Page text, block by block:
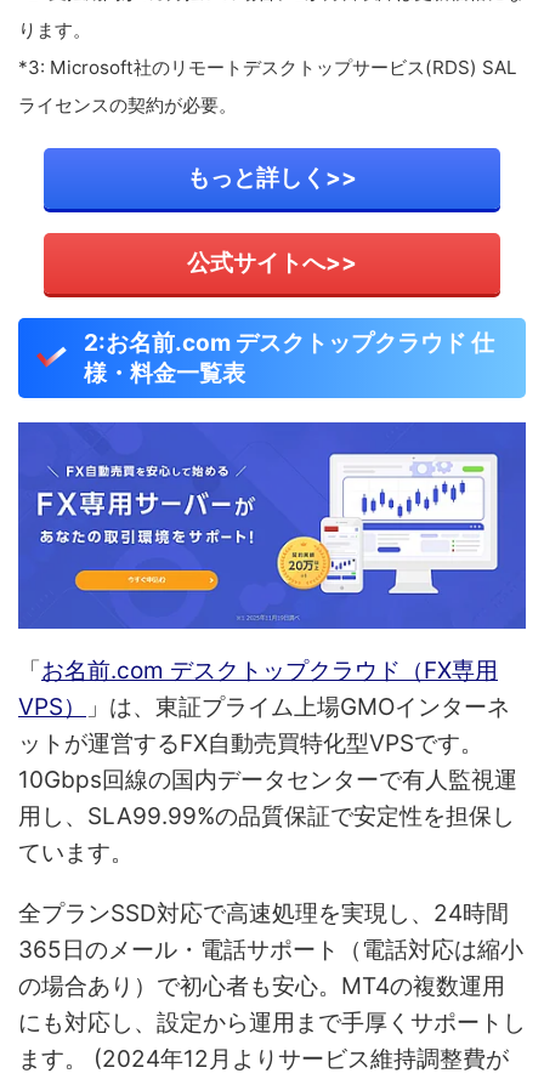
ります。
*3: Microsoft社のリモートデスクトップサービス(RDS) SAL
ライセンスの契約が必要。
もっと詳しく>>
公式サイトへ>>
2:お名前.com デスクトップクラウド 仕
様・料金一覧表
「お名前.com デスクトップクラウド（FX専用
VPS）
」は、東証プライム上場GMOインターネ
ットが運営するFX自動売買特化型VPSです。
10Gbps回線の国内データセンターで有人監視運
用し、SLA99.99%の品質保証で安定性を担保し
ています。
全プランSSD対応で高速処理を実現し、24時間
365日のメール・電話サポート（電話対応は縮小
の場合あり）で初心者も安心。MT4の複数運用
にも対応し、設定から運用まで手厚くサポートし
ます。 (2024年12月よりサービス維持調整費が